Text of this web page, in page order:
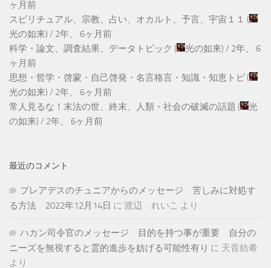
ヶ月前
スピリチュアル、宗教、占い、オカルト、予言、宇宙１１ (
光の如来) / 2年、 6ヶ月前
科学・論文、調査結果、データトピック ( 光の如来) / 2年、 6
ヶ月前
思想・哲学・啓蒙・自己啓発・名言格言・知識・知恵トピ (
光の如来) / 2年、 6ヶ月前
常人見るな！末法の世、終末、人類・社会の破滅の話題 (
光
の如来) / 2年、 6ヶ月前
最近のコメント
プレアデスのチュニアからのメッセージ 苦しみに対処す
る方法 2022年12月14日 に 渡辺 れいこ より
ハカン司令官のメッセージ 目的を持つ事が重要 自分の
ニーズを無視すると霊的進歩を妨げる可能性有り に 天音紡希
より